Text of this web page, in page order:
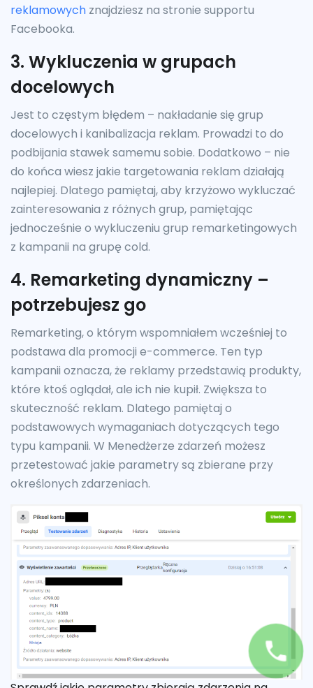
reklamowych znajdziesz na stronie supportu
Facebooka.
3. Wykluczenia w grupach
docelowych
Jest to częstym błędem – nakładanie się grup
docelowych i kanibalizacja reklam. Prowadzi to do
podbijania stawek samemu sobie. Dodatkowo – nie
do końca wiesz jakie targetowania reklam działają
najlepiej. Dlatego pamiętaj, aby krzyżowo wykluczać
zainteresowania z różnych grup, pamiętając
jednocześnie o wykluczeniu grup remarketingowych
z kampanii na grupę cold.
4. Remarketing dynamiczny –
potrzebujesz go
Remarketing, o którym wspomniałem wcześniej to
podstawa dla promocji e-commerce. Ten typ
kampanii oznacza, że reklamy przedstawią produkty,
które ktoś oglądał, ale ich nie kupił. Zwiększa to
skuteczność reklam. Dlatego pamiętaj o
podstawowych wymaganiach dotyczących tego
typu kampanii. W Menedżerze zdarzeń możesz
przetestować jakie parametry są zbierane przy
określonych zdarzeniach.